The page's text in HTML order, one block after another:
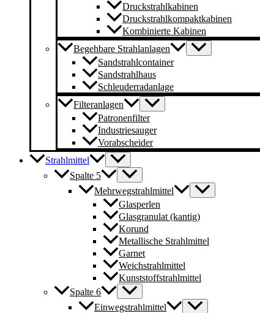
Druckstrahlkabinen
Druckstrahlkompaktkabinen
Kombinierte Kabinen
Begehbare Strahlanlagen
Sandstrahlcontainer
Sandstrahlhaus
Schleuderradanlage
Filteranlagen
Patronenfilter
Industriesauger
Vorabscheider
Strahlmittel
Spalte 5
Mehrwegstrahlmittel
Glasperlen
Glasgranulat (kantig)
Korund
Metallische Strahlmittel
Garnet
Weichstrahlmittel
Kunststoffstrahlmittel
Spalte 6
Einwegstrahlmittel